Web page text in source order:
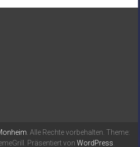
. Alle Rechte vorbehalten. Theme:
Präsentiert von WordPress